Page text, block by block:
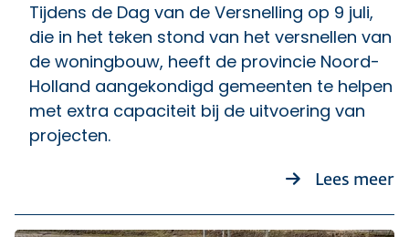
Tijdens de Dag van de Versnelling op 9 juli,
die in het teken stond van het versnellen van
de woningbouw, heeft de provincie Noord-
Holland aangekondigd gemeenten te helpen
met extra capaciteit bij de uitvoering van
projecten.
Lees meer